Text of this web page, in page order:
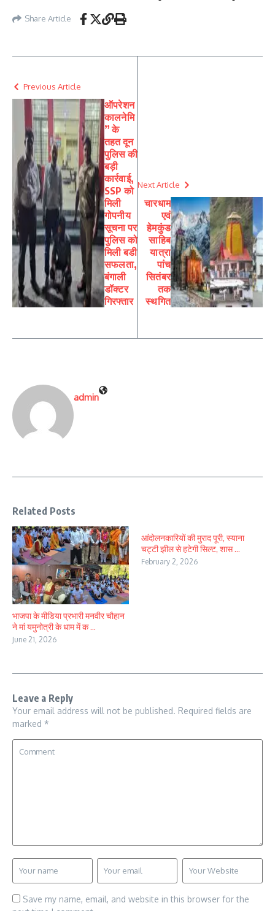
Share Article
Previous Article
ऑपरेशन
कालनेमि
” के
तहत दून
पुलिस की
बड़ी
कार्रवाई,
SSP को
मिली
गोपनीय
सूचना पर
पुलिस को
मिली बडी
सफलता,
बंगाली
डॉक्टर
गिरफ्तार
Next Article
चारधाम
एवं
हेमकुंड
साहिब
यात्रा
पांच
सितंबर
तक
स्थगित
admin
Related Posts
भाजपा के मीडिया प्रभारी मनवीर चौहान
ने मां यमुनोत्री के धाम में क ...
June 21, 2026
आंदोलनकारियों की मुराद पूरी, स्याना
चट्टी झील से हटेगी सिल्ट, शास ...
February 2, 2026
Leave a Reply
Your email address will not be published. Required fields are
marked *
Save my name, email, and website in this browser for the